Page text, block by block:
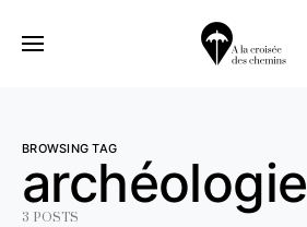
BROWSING TAG
archéologie
3 POSTS